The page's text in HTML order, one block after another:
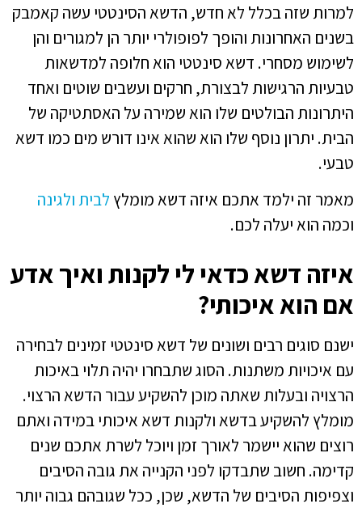
למרות שזה בכלל לא חדש, הדשא הסינטטי עשה קאמבק
בשנים האחרונות והופך לפופולרי יותר הן למגורים והן
לשימוש מסחרי. דשא סינטטי הוא חלופה למדשאות
טבעיות הרגישות לבצורת, חרקים ועשבים שוטים ואחד
היתרונות הבולטים שלו הוא שמירה על האסתטיקה של
הבית. יתרון נוסף שלו הוא שהוא אינו דורש מים כמו דשא
טבעי.
מאמר זה ילמד אתכם איזה דשא מומלץ לבית ולגינה
וכמה הוא יעלה לכם.
איזה דשא כדאי לי לקנות ואיך אדע
אם הוא איכותי?
ישנם סוגים רבים ושונים של דשא סינטטי זמינים לבחירה
עם איכויות משתנות. הסוג שתבחרו יהיה תלוי באיכות
הרצויה ובעלות שאתה מוכן להשקיע עבור הדשא הרצוי.
מומלץ להשקיע בדשא ולקנות דשא איכותי במידה ואתם
רוצים שהוא יישמר לאורך זמן ויוכל לשרת אתכם שנים
קדימה. חשוב שתבדקו לפני הקנייה את גובה הסיבים
וצפיפות הסיבים של הדשא, שכן, ככל שגובהם גבוה יותר